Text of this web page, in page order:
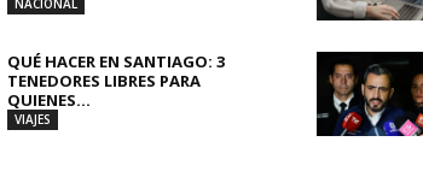
NACIONAL
QUÉ HACER EN SANTIAGO: 3
TENEDORES LIBRES PARA
QUIENES...
VIAJES